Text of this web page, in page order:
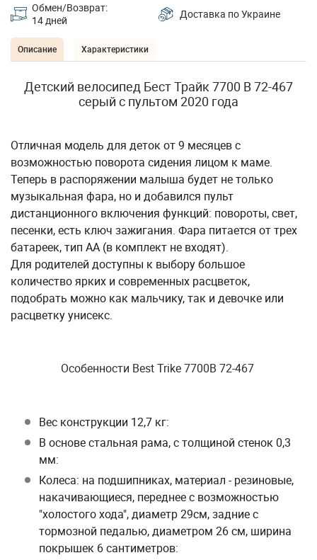
Обмен/Возврат:
14 дней
Доставка по Украине
Описание Характеристики
Детский велосипед Бест Трайк 7700 В 72-467
серый с пультом 2020 года
Отличная модель для деток от 9 месяцев с
возможностью поворота сидения лицом к маме.
Теперь в распоряжении малыша будет не только
музыкальная фара, но и добавился пульт
дистанционного включения функций: повороты, свет,
песенки, есть ключ зажигания. Фара питается от трех
батареек, тип АА (в комплект не входят).
Для родителей доступны к выбору большое
количество ярких и современных расцветок,
подобрать можно как мальчику, так и девочке или
расцветку унисекс.
Особенности Best Trike 7700B 72-467
Вес конструкции 12,7 кг:
В основе стальная рама, с толщиной стенок 0,3
мм:
Колеса: на подшипниках, материал - резиновые,
накачивающиеся, переднее с возможностью
"холостого хода", диаметр 29см, задние с
тормозной педалью, диаметром 26 см, ширина
покрышек 6 сантиметров: